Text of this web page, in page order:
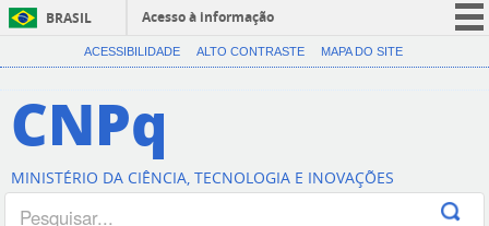
BRASIL
Acesso à informação
CORONAVÍRUS (COVID-19)
Canais
ACESSIBILIDADE ALTO CONTRASTE MAPA DO SITE
CNPq
MINISTÉRIO DA CIÊNCIA, TECNOLOGIA E INOVAÇÕES